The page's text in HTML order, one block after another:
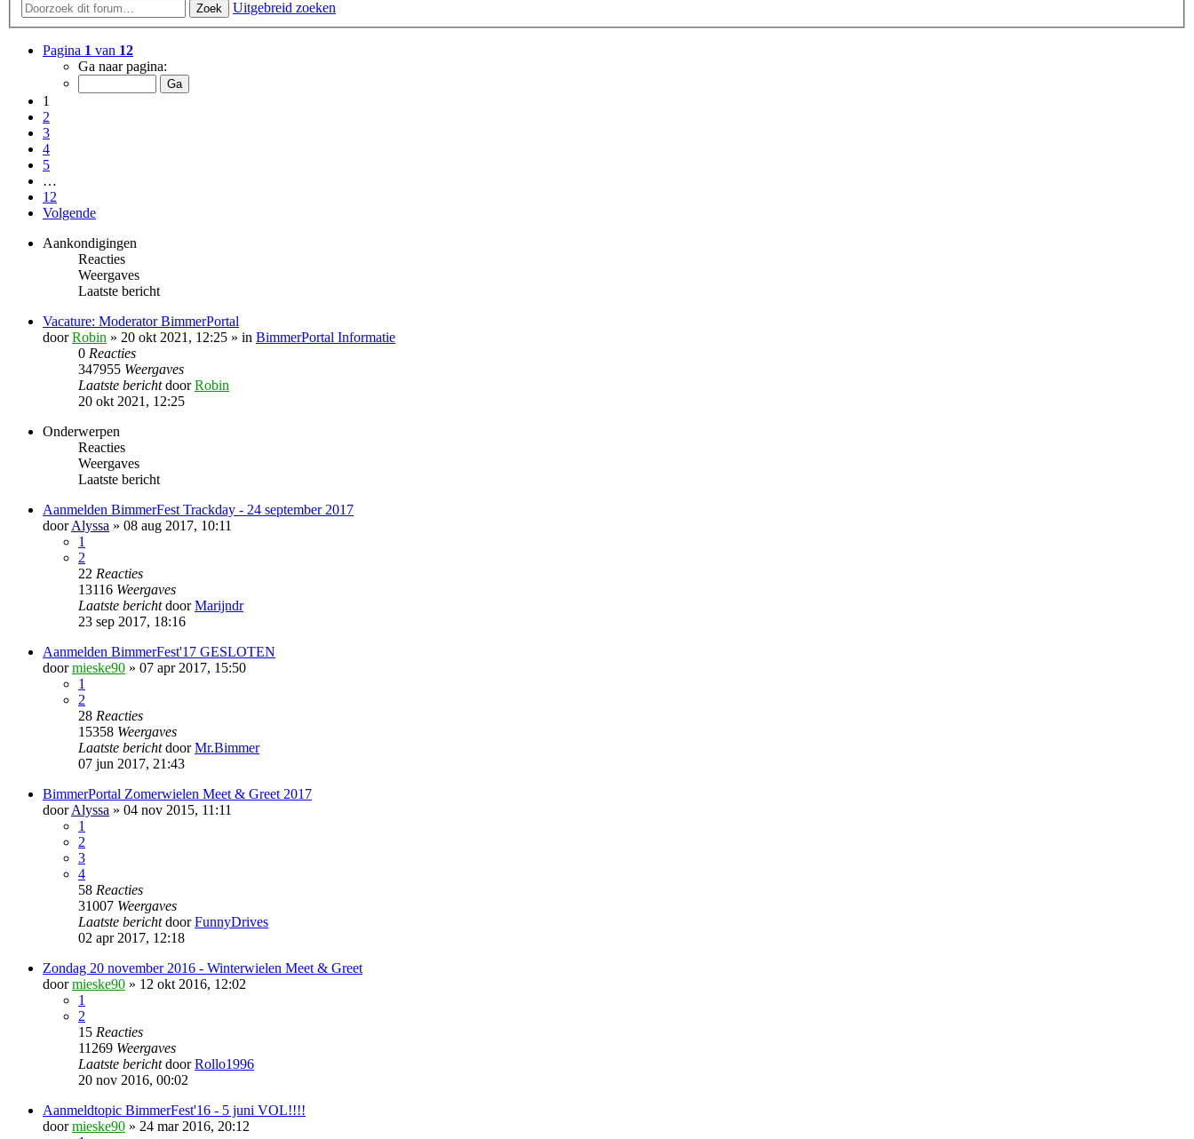
Zoek Uitgebreid zoeken
Pagina 1 van 12
Ga naar pagina:
1
2
3
4
5
…
12
Volgende
Aankondigingen
Reacties
Weergaves
Laatste bericht
Vacature: Moderator BimmerPortal
doorRobin » 20 okt 2021, 12:25 » in BimmerPortal Informatie
0 Reacties
347955 Weergaves
Laatste berichtdoorRobin
20 okt 2021, 12:25
Onderwerpen
Reacties
Weergaves
Laatste bericht
Aanmelden BimmerFest Trackday - 24 september 2017
doorAlyssa » 08 aug 2017, 10:11
1
2
22 Reacties
13116 Weergaves
Laatste berichtdoorMarijndr
23 sep 2017, 18:16
Aanmelden BimmerFest'17 GESLOTEN
doormieske90 » 07 apr 2017, 15:50
1
2
28 Reacties
15358 Weergaves
Laatste berichtdoorMr.Bimmer
07 jun 2017, 21:43
BimmerPortal Zomerwielen Meet & Greet 2017
doorAlyssa » 04 nov 2015, 11:11
1
2
3
4
58 Reacties
31007 Weergaves
Laatste berichtdoorFunnyDrives
02 apr 2017, 12:18
Zondag 20 november 2016 - Winterwielen Meet & Greet
doormieske90 » 12 okt 2016, 12:02
1
2
15 Reacties
11269 Weergaves
Laatste berichtdoorRollo1996
20 nov 2016, 00:02
Aanmeldtopic BimmerFest'16 - 5 juni VOL!!!!
doormieske90 » 24 mar 2016, 20:12